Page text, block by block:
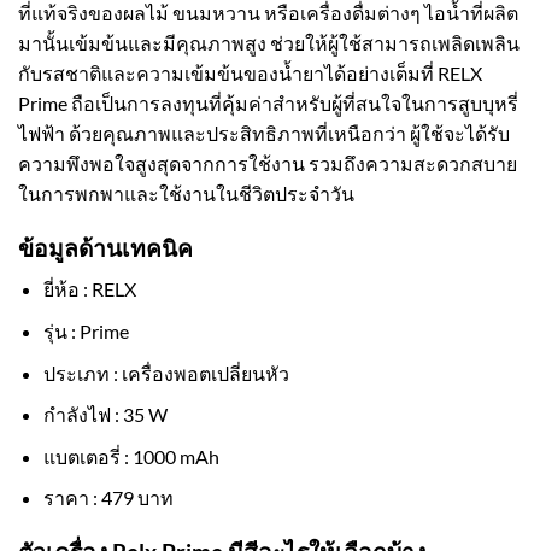
ที่แท้จริงของผลไม้ ขนมหวาน หรือเครื่องดื่มต่างๆ ไอน้ำที่ผลิต
มานั้นเข้มข้นและมีคุณภาพสูง ช่วยให้ผู้ใช้สามารถเพลิดเพลิน
กับรสชาติและความเข้มข้นของน้ำยาได้อย่างเต็มที่ RELX
Prime ถือเป็นการลงทุนที่คุ้มค่าสำหรับผู้ที่สนใจในการสูบบุหรี่
ไฟฟ้า ด้วยคุณภาพและประสิทธิภาพที่เหนือกว่า ผู้ใช้จะได้รับ
ความพึงพอใจสูงสุดจากการใช้งาน รวมถึงความสะดวกสบาย
ในการพกพาและใช้งานในชีวิตประจำวัน
ข้อมูลด้านเทคนิค
ยี่ห้อ : RELX
รุ่น : Prime
ประเภท : เครื่องพอตเปลี่ยนหัว
กำลังไฟ : 35 W
แบตเตอรี่ : 1000 mAh
ราคา : 479 บาท